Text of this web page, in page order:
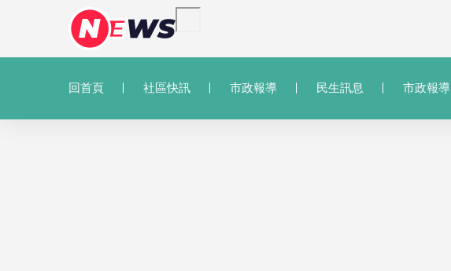
回首頁 社區快訊 市政報導 民生訊息 市政報導